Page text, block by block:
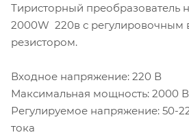
Тиристорный преобразователь
2000W 220в с
резистором.
Входное напряжение: 220 В
Максимальная мощность: 2000
Регулируемое напряжение: 50-
тока